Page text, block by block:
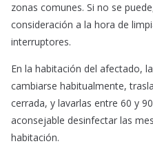
zonas comunes. Si no se
consideración a la hora de
interruptores.
En la habitación del afectado,
cambiarse habitualmente,
cerrada, y lavarlas entre 60 y
aconsejable desinfectar las
habitación.